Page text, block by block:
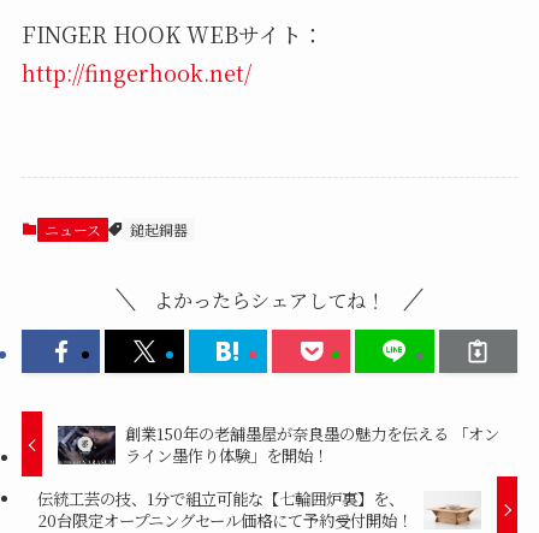
FINGER HOOK WEBサイト：
http://fingerhook.net/
ニュース 鎚起銅器
よかったらシェアしてね！
創業150年の老舗墨屋が奈良墨の魅力を伝える 「オン
ライン墨作り体験」を開始！
伝統工芸の技、1分で組立可能な【七輪囲炉裏】を、
20台限定オープニングセール価格にて予約受付開始！